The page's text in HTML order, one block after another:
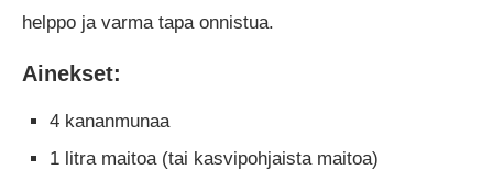
helppo ja varma tapa onnistua.
Ainekset:
4 kananmunaa
1 litra maitoa (tai kasvipohjaista maitoa)